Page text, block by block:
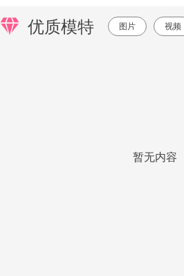
优质模特 图片 视频
暂无内容